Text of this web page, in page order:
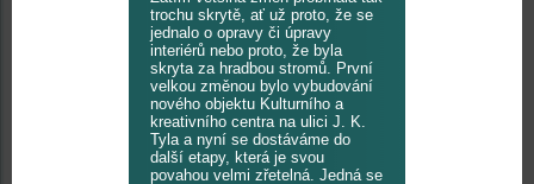
trochu skrytě, ať už proto, že se
jednalo o opravy či úpravy
interiérů nebo proto, že byla
skryta za hradbou stromů. První
velkou změnou bylo vybudování
nového objektu Kulturního a
kreativního centra na ulici J. K.
Tyla a nyní se dostáváme do
další etapy, která je svou
povahou velmi zřetelná. Jedná se